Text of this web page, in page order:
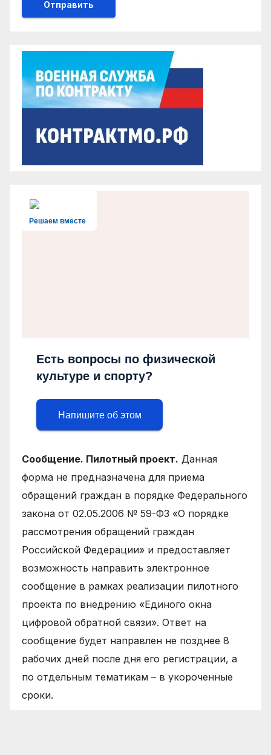
Решаем вместе
Есть вопросы по физической
культуре и спорту?
Напишите об этом
Сообщение. Пилотный проект. Данная
форма не предназначена для приема
обращений граждан в порядке Федерального
закона от 02.05.2006 № 59-ФЗ «О порядке
рассмотрения обращений граждан
Российской Федерации» и предоставляет
возможность направить электронное
сообщение в рамках реализации пилотного
проекта по внедрению «Единого окна
цифровой обратной связи». Ответ на
сообщение будет направлен не позднее 8
рабочих дней после дня его регистрации, а
по отдельным тематикам – в укороченные
сроки.